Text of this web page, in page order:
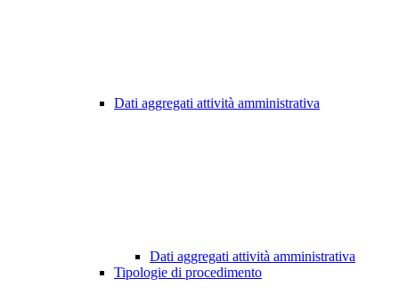
Dati aggregati attività amministrativa
Dati aggregati attività amministrativa
Tipologie di procedimento